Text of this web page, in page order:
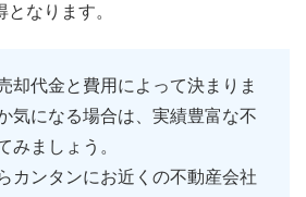
なります。
却代金と費用によって決まりま
気になる場合は、実績豊富な不
みましょう。
カンタンにお近くの不動産会社